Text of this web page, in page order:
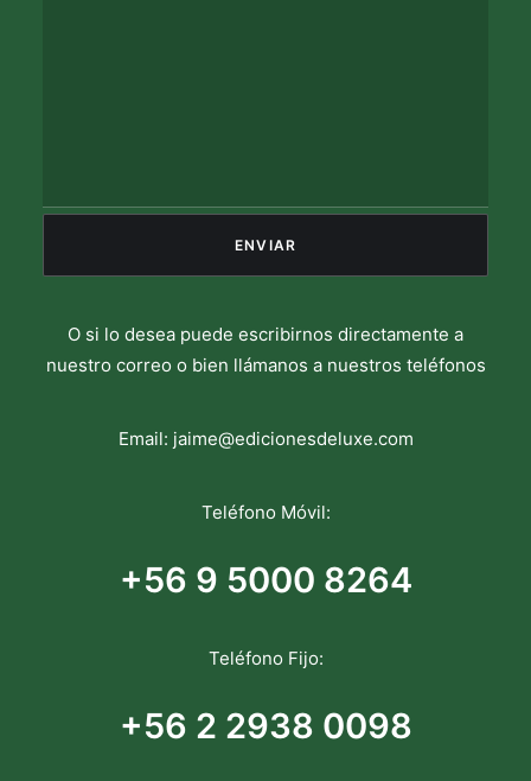
O si lo desea puede escribirnos directamente a
nuestro correo o bien llámanos a nuestros teléfonos
Email: jaime@edicionesdeluxe.com
Teléfono Móvil:
+56 9 5000 8264
Teléfono Fijo:
+56 2 2938 0098